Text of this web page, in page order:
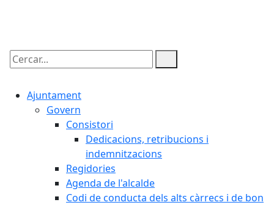
Cercar:
Ajuntament
Govern
Consistori
Dedicacions, retribucions i
indemnitzacions
Regidories
Agenda de l'alcalde
Codi de conducta dels alts càrrecs i de bon